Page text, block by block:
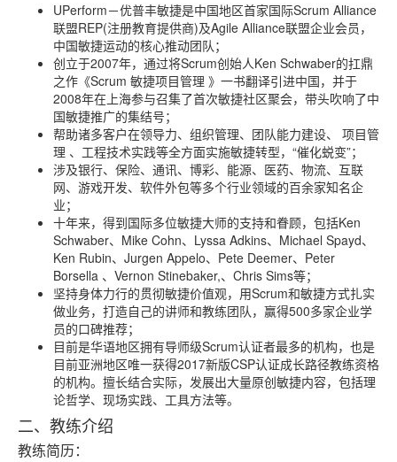
UPerform－优普丰敏捷是中国地区首家国际Scrum Alliance
联盟REP(注册教育提供商)及Agile Alliance联盟企业会员，
中国敏捷运动的核心推动团队；
创立于2007年，通过将Scrum创始人Ken Schwaber的扛鼎
之作《Scrum 敏捷项目管理 》一书翻译引进中国，并于
2008年在上海参与召集了首次敏捷社区聚会，带头吹响了中
国敏捷推广的集结号；
帮助诸多客户在领导力、组织管理、团队能力建设、 项目管
理 、工程技术实践等全方面实施敏捷转型，“催化蜕变”；
涉及银行、保险、通讯、博彩、能源、医药、物流、互联
网、游戏开发、软件外包等多个行业领域的百余家知名企
业；
十年来，得到国际多位敏捷大师的支持和眷顾，包括Ken
Schwaber、Mike Cohn、Lyssa Adkins、Michael Spayd、
Ken Rubin、Jurgen Appelo、Pete Deemer、Peter
Borsella 、Vernon Stinebaker,、Chris Sims等；
坚持身体力行的贯彻敏捷价值观，用Scrum和敏捷方式扎实
做业务，打造自己的讲师和教练团队，赢得500多家企业学
员的口碑推荐；
目前是华语地区拥有导师级Scrum认证者最多的机构，也是
目前亚洲地区唯一获得2017新版CSP认证成长路径教练资格
的机构。擅长结合实际，发展出大量原创敏捷内容，包括理
论哲学、现场实践、工具方法等。
二、教练介绍
教练简历：